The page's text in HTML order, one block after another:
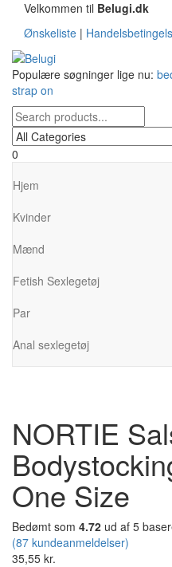
content
Velkommen til Belugi.dk
Ønskeliste |
Belugi
Populære søgninger lige nu:
strap on
0
Hjem
Kvinder
Mænd
Fetish Sexlegetøj
Par
Anal sexlegetøj
NORTIE
One Size
Bedømt som 4.72 ud af 5
(87 kundeanmeldelser)
35,55 kr.